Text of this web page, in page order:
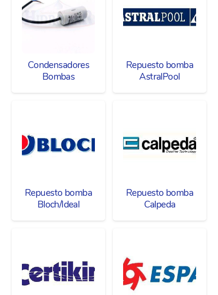
Condensadores
Bombas
Repuesto bomba
AstralPool
Repuesto bomba
Bloch/Ideal
Repuesto bomba
Calpeda